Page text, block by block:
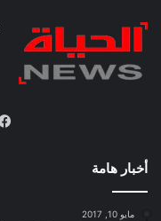
أخبار هامة
مايو 10, 2017